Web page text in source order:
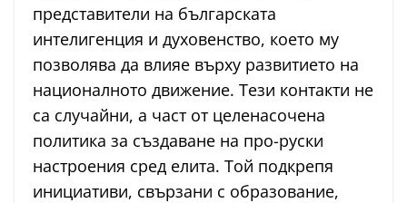
представители на българската
интелигенция и духовенство, което му
позволява да влияе върху развитието на
националното движение. Тези контакти не
са случайни, а част от целенасочена
политика за създаване на про-руски
настроения сред елита. Той подкрепя
инициативи, свързани с образование,